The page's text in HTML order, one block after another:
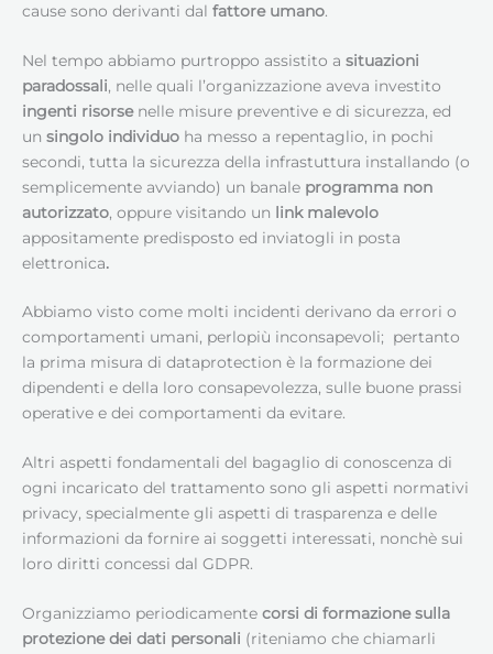
cause sono derivanti dal fattore umano.
Nel tempo abbiamo purtroppo assistito a situazioni
paradossali, nelle quali l’organizzazione aveva investito
ingenti risorsenelle misure preventive e di sicurezza, ed
un singolo individuo ha messo a repentaglio, in pochi
secondi, tutta la sicurezza della infrastuttura installando (o
semplicemente avviando) un banale programma non
autorizzato, oppure visitando un link malevolo
appositamente predisposto ed inviatogli in posta
elettronica.
Abbiamo visto come molti incidenti derivano da errori o
comportamenti umani, perlopiù inconsapevoli; pertanto
la prima misura di dataprotection è la formazione dei
dipendenti e della loro consapevolezza, sulle buone prassi
operative e dei comportamenti da evitare.
Altri aspetti fondamentali del bagaglio di conoscenza di
ogni incaricato del trattamento sono gli aspetti normativi
privacy, specialmente gli aspetti di trasparenza e delle
informazioni da fornire ai soggetti interessati, nonchè sui
loro diritti concessi dal GDPR.
Organizziamo periodicamente corsi di formazione sulla
protezione dei dati personali (riteniamo che chiamarli